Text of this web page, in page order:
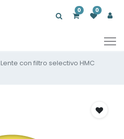
0 0
Lente con filtro selectivo HMC